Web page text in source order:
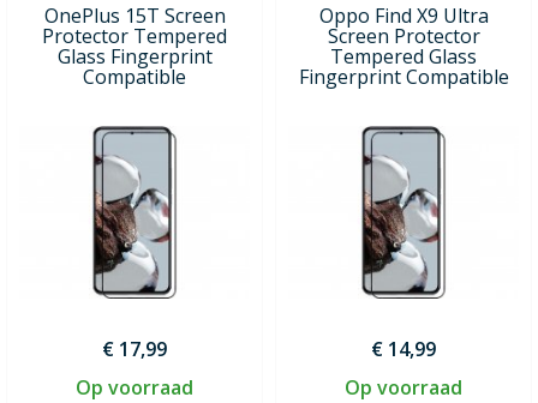
OnePlus 15T Screen
Protector Tempered
Glass Fingerprint
Compatible
€ 17,99
Op voorraad
Oppo Find X9 Ultra
Screen Protector
Tempered Glass
Fingerprint Compatible
€ 14,99
Op voorraad